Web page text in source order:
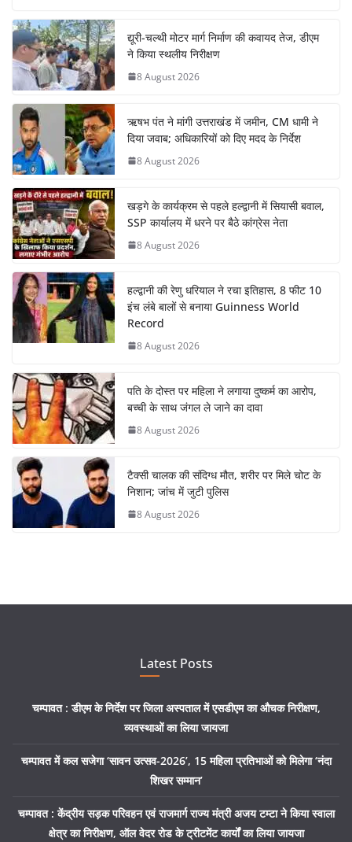
द्यूरी-चल्थी मोटर मार्ग निर्माण की कवायद तेज, डीएम
ने किया स्थलीय निरीक्षण
8 August 2026
ऋषभ पंत ने मांगी उत्तराखंड में जमीन, CM धामी ने
दिया जवाब; अधिकारियों को दिए मदद के निर्देश
8 August 2026
खड़गे के कार्यक्रम से पहले हल्द्वानी में सियासी बवाल,
SSP कार्यालय में धरने पर बैठे कांग्रेस नेता
8 August 2026
हल्द्वानी की रेणु धरियाल ने रचा इतिहास, 8 फीट 10
इंच लंबे बालों से बनाया Guinness World
Record
8 August 2026
पति के दोस्त पर महिला ने लगाया दुष्कर्म का आरोप,
बच्ची के साथ जंगल ले जाने का दावा
8 August 2026
टैक्सी चालक की संदिग्ध मौत, शरीर पर मिले चोट के
निशान; जांच में जुटी पुलिस
8 August 2026
Latest Posts
चम्पावत : डीएम के निर्देश पर जिला अस्पताल में एसडीएम का औचक निरीक्षण,
व्यवस्थाओं का लिया जायजा
चम्पावत में कल सजेगा ‘सावन उत्सव-2026’, 15 महिला प्रतिभाओं को मिलेगा ‘नंदा
शिखर सम्मान’
चम्पावत : केंद्रीय सड़क परिवहन एवं राजमार्ग राज्य मंत्री अजय टम्टा ने किया स्वाला
क्षेत्र का निरीक्षण, ऑल वेदर रोड के ट्रीटमेंट कार्यों का लिया जायजा